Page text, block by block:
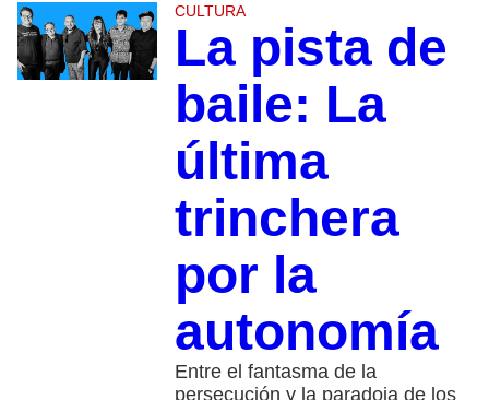
CULTURA
La pista de
baile: La
última
trinchera
por la
autonomía
Entre el fantasma de la
persecución y la paradoja de los